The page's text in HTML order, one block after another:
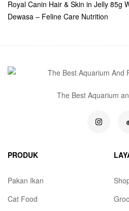
Royal Canin Hair & Skin in Jelly 85g
Dewasa – Feline Care Nutrition
The Best Aquarium
PRODUK
Pakan Ikan
Cat Food